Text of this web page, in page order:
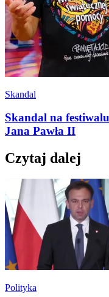
Skandal
Skandal na
Jana Pawła II
Czytaj dalej
Polityka